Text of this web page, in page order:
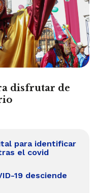
disfrutar de
para identificar
el covid
19 desciende